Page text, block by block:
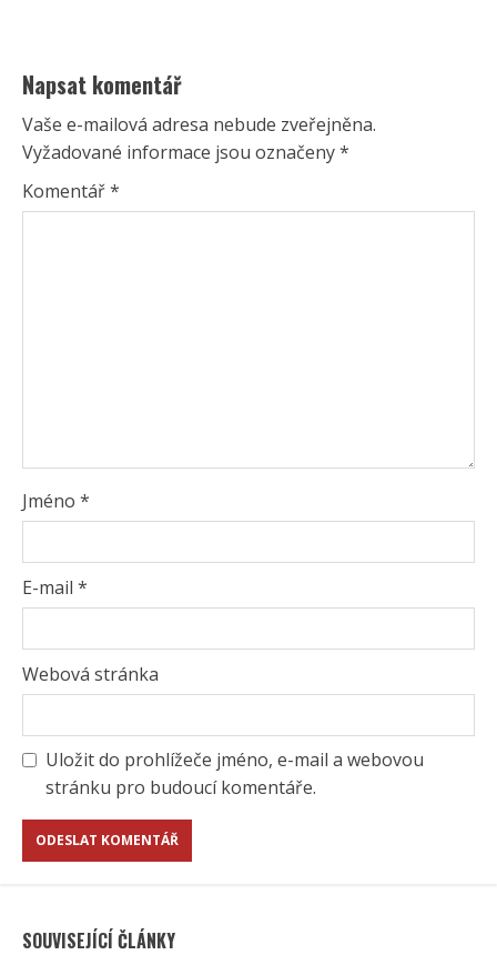
Napsat komentář
Vaše e-mailová adresa nebude zveřejněna.
Vyžadované informace jsou označeny*
Komentář*
Jméno *
E-mail *
Webová stránka
Uložit do prohlížeče jméno, e-mail a webovou
stránku pro budoucí komentáře.
SOUVISEJÍCÍ ČLÁNKY